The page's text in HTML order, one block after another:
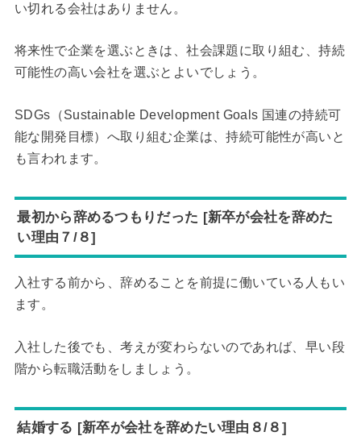
い切れる会社はありません。
将来性で企業を選ぶときは、社会課題に取り組む、持続
可能性の高い会社を選ぶとよいでしょう。
SDGs（Sustainable Development Goals 国連の持続可
能な開発目標）へ取り組む企業は、持続可能性が高いと
も言われます。
最初から辞めるつもりだった [新卒が会社を辞めた
い理由７/８]
入社する前から、辞めることを前提に働いている人もい
ます。
入社した後でも、考えが変わらないのであれば、早い段
階から転職活動をしましょう。
結婚する [新卒が会社を辞めたい理由８/８]